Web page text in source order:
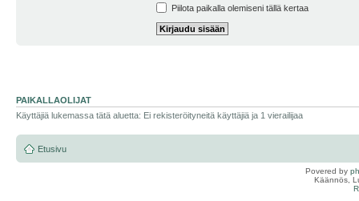
Piilota paikalla olemiseni tällä kertaa
PAIKALLAOLIJAT
Käyttäjiä lukemassa tätä aluetta: Ei rekisteröityneitä käyttäjiä ja 1 vierailijaa
Etusivu
Povered by
Käännös,